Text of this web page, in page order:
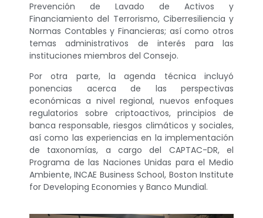
Prevención de Lavado de Activos y
Financiamiento del Terrorismo, Ciberresiliencia y
Normas Contables y Financieras; así como otros
temas administrativos de interés para las
instituciones miembros del Consejo.
Por otra parte, la agenda técnica incluyó
ponencias acerca de las perspectivas
económicas a nivel regional, nuevos enfoques
regulatorios sobre criptoactivos, principios de
banca responsable, riesgos climáticos y sociales,
así como las experiencias en la implementación
de taxonomías, a cargo del CAPTAC-DR, el
Programa de las Naciones Unidas para el Medio
Ambiente, INCAE Business School, Boston Institute
for Developing Economies y Banco Mundial.